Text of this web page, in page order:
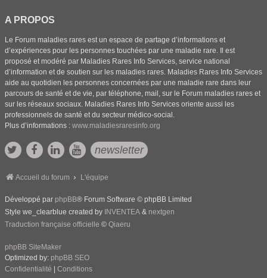
A PROPOS
Le Forum maladies rares est un espace de partage d’informations et
d’expériences pour les personnes touchées par une maladie rare. Il est
proposé et modéré par Maladies Rares Info Services, service national
d’information et de soutien sur les maladies rares. Maladies Rares Info Services
aide au quotidien les personnes concernées par une maladie rare dans leur
parcours de santé et de vie, par téléphone, mail, sur le Forum maladies rares et
sur les réseaux sociaux. Maladies Rares Info Services oriente aussi les
professionnels de santé et du secteur médico-social.
Plus d’informations : www.maladiesraresinfo.org
newsletter
Accueil du forum L'équipe
Développé par phpBB® Forum Software © phpBB Limited
Style we_clearblue created by INVENTEA & nextgen
Traduction française officielle © Qiaeru
phpBB SiteMaker
Optimized by: phpBB SEO
Confidentialité
Conditions